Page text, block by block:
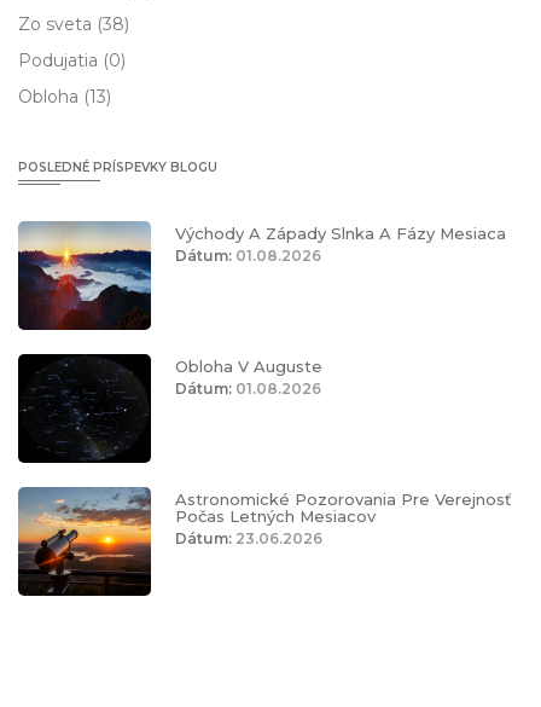
Zo sveta (38)
Podujatia (0)
Obloha (13)
POSLEDNÉ PRÍSPEVKY BLOGU
Východy A Západy Slnka A Fázy Mesiaca
Dátum: 01.08.2026
Obloha V Auguste
Dátum: 01.08.2026
Astronomické Pozorovania Pre Verejnosť
Počas Letných Mesiacov
Dátum: 23.06.2026